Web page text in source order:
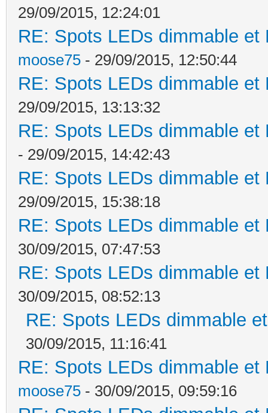
29/09/2015, 12:24:01
RE: Spots LEDs dimmable
moose75 - 29/09/2015, 12:50:44
RE: Spots LEDs dimmable
29/09/2015, 13:13:32
RE: Spots LEDs dimmable
- 29/09/2015, 14:42:43
RE: Spots LEDs dimmable
29/09/2015, 15:38:18
RE: Spots LEDs dimmable
30/09/2015, 07:47:53
RE: Spots LEDs dimmable
30/09/2015, 08:52:13
RE: Spots LEDs dimmable
30/09/2015, 11:16:41
RE: Spots LEDs dimmable
moose75 - 30/09/2015, 09:59:16